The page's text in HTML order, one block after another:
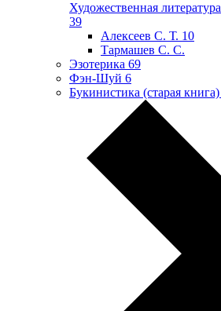
Художественная литература
39
Алексеев С. Т. 10
Тармашев С. С.
Эзотерика 69
Фэн-Шуй 6
Букинистика (старая книга)